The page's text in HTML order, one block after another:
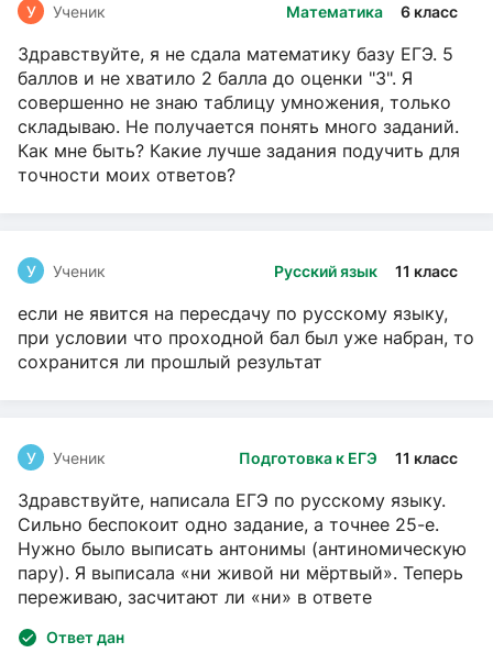
Математика 6 класс
У Ученик
Здравствуйте, я не сдала математику базу ЕГЭ. 5
баллов и не хватило 2 балла до оценки "3". Я
совершенно не знаю таблицу умножения, только
складываю. Не получается понять много заданий.
Как мне быть? Какие лучше задания подучить для
точности моих ответов?
Русский язык 11 класс
У Ученик
если не явится на пересдачу по русскому языку,
при условии что проходной бал был уже набран, то
сохранится ли прошлый результат
Подготовка к ЕГЭ 11 класс
У Ученик
Здравствуйте, написала ЕГЭ по русскому языку.
Сильно беспокоит одно задание, а точнее 25-е.
Нужно было выписать антонимы (антиномическую
пару). Я выписала «ни живой ни мёртвый». Теперь
переживаю, засчитают ли «ни» в ответе
Ответ дан